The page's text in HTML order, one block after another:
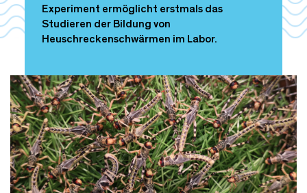
l
t
Experiment ermöglicht erstmals das
Studieren der Bildung von
Heuschreckenschwärmen im Labor.